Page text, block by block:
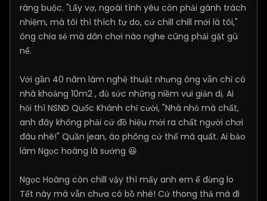
ràng buộc. "Lấy vợ, ngoài tình yêu còn phải gánh trách
nhiệm, mà tôi thì thích tự do, cứ chill chill mới là tôi,"
ông chia sẻ mà dân chơi nào nghe cũng phải gật gù
nể.
Với gần 40 năm làm nghệ thuật nhưng ông vẫn chỉ có
nhà khoảng 10m2 , đủ sức những niềm vui giản dị. Ai
hỏi thì NSND Quốc Khánh chỉ cười, "Nhà nhỏ mà chất,
anh đây không phải cứ đồ hiệu mới ra chất người chơi
đâu nhé!" Quần jean, áo phông cứ thế mà quất. Ai bảo
làm Ngọc hoàng là sướng 😆
Ngọc Hoàng còn chill vậy thì mấy anh em ế đừng lo
Tết này mà vẫn chưa có bồ nhé! Cứ thong thả mà đi